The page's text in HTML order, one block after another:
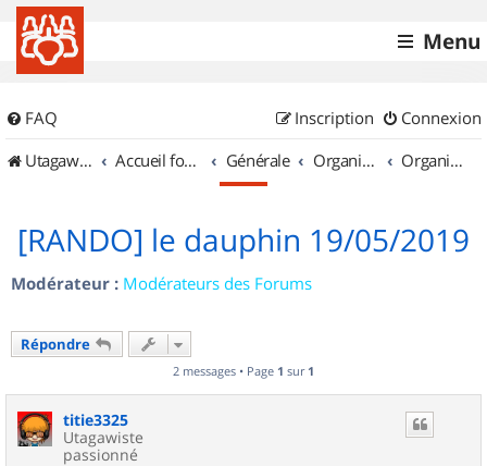
Menu
FAQ Connexion
Inscription
UtagawaVTT (Randos VTT et VTTAE avec traces GPS)
Accueil forum Générale Organisation de sorties & Recherche de partenaires Organisation de sorties en région Rhône Alpes
[RANDO] le dauphin 19/05/2019
Modérateur : Modérateurs des Forums
Répondre
2 messages • Page 1 sur 1
titie3325
Utagawiste
passionné